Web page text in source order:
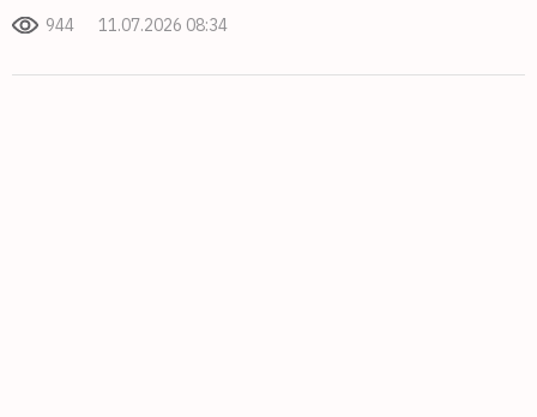
944 11.07.2026 08:34